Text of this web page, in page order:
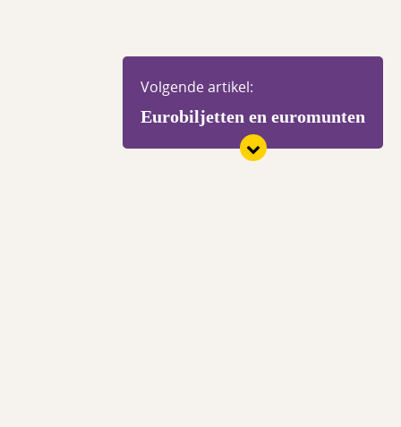
Volgende artikel:
Eurobiljetten en euromunten